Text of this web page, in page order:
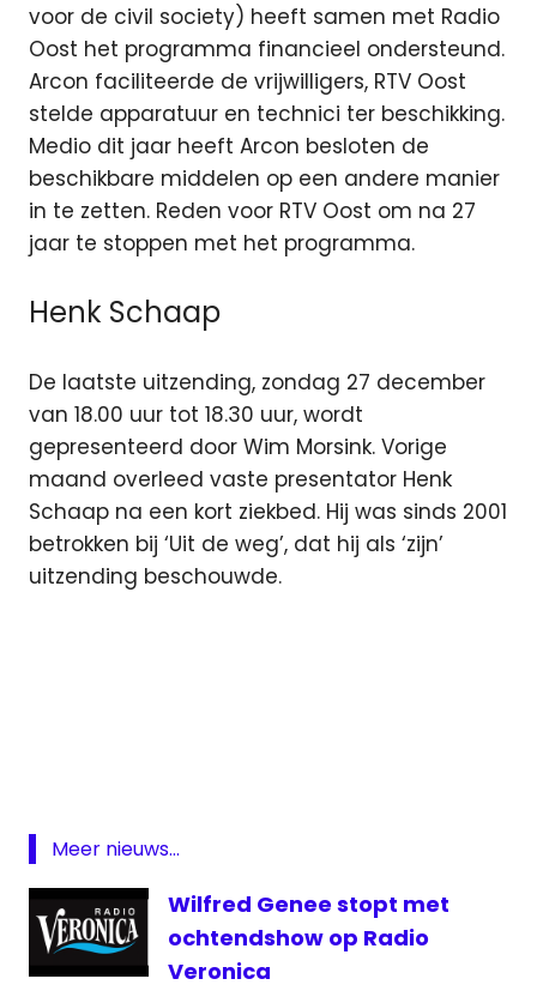
voor de civil society) heeft samen met Radio
Oost het programma financieel ondersteund.
Arcon faciliteerde de vrijwilligers, RTV Oost
stelde apparatuur en technici ter beschikking.
Medio dit jaar heeft Arcon besloten de
beschikbare middelen op een andere manier
in te zetten. Reden voor RTV Oost om na 27
jaar te stoppen met het programma.
Henk Schaap
De laatste uitzending, zondag 27 december
van 18.00 uur tot 18.30 uur, wordt
gepresenteerd door Wim Morsink. Vorige
maand overleed vaste presentator Henk
Schaap na een kort ziekbed. Hij was sinds 2001
betrokken bij ‘Uit de weg’, dat hij als ‘zijn’
uitzending beschouwde.
West
Uit
de
weg
Meer nieuws...
Wilfred Genee stopt met
ochtendshow op Radio
Veronica